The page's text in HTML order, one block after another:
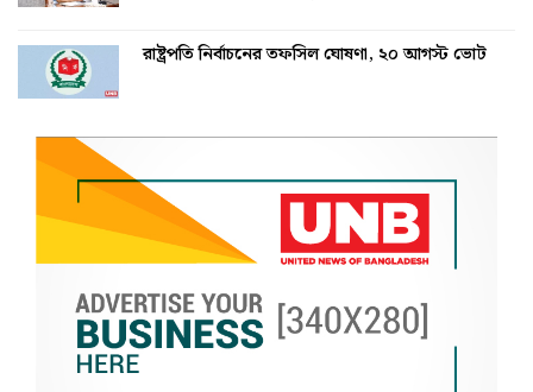
রাষ্ট্রপতি নির্বাচনের তফসিল ঘোষণা, ২০ আগস্ট ভোট